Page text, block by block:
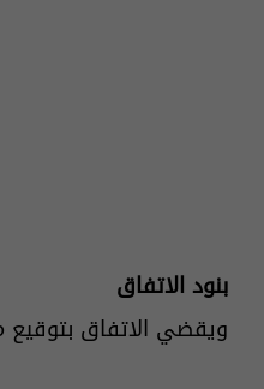
بنود الاتفاق
ويقضي الاتفاق بتوقيع مذكرة تفاهم